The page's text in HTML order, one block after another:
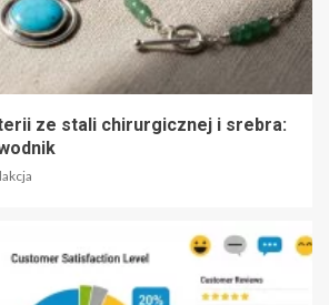
ze stali chirurgicznej i srebra: